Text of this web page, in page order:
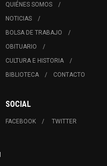
QUIÉNES SOMOS
NOTICIAS
BOLSA DE TRABAJO
OBITUARIO
CULTURA E HISTORIA
BIBLIOTECA
CONTACTO
SOCIAL
FACEBOOK TWITTER